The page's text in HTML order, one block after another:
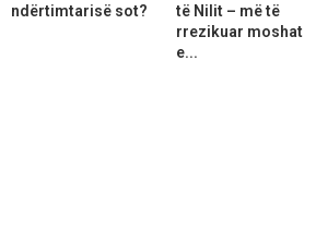
ndërtimtarisë sot?
të Nilit – më të
rrezikuar moshat
e...